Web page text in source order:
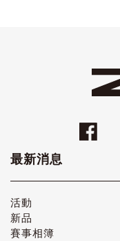
最新消息
活動
新品
賽事相簿